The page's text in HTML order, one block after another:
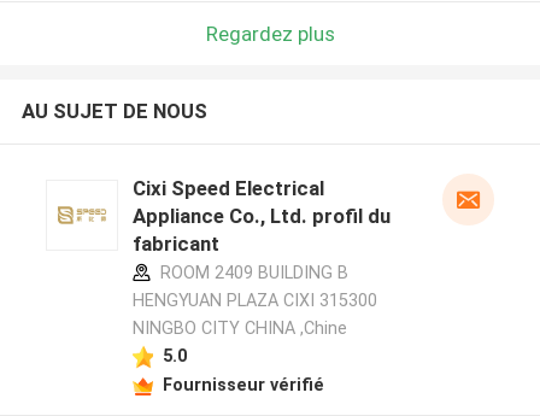
Regardez plus
AU SUJET DE NOUS
Cixi Speed Electrical
Appliance Co., Ltd. profil du
fabricant
ROOM 2409 BUILDING B
HENGYUAN PLAZA CIXI 315300
NINGBO CITY CHINA ,Chine
5.0
Fournisseur vérifié